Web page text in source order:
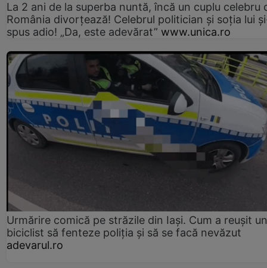
La 2 ani de la superba nuntă, încă un cuplu celebru
România divorțează! Celebrul politician și soția lui
spus adio! „Da, este adevărat” www.unica.ro
Urmărire comică pe străzile din Iași. Cum a reușit un
biciclist să fenteze poliția și să se facă nevăzut
adevarul.ro